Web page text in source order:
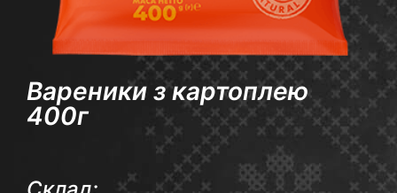
Вареники з картоплею
400г